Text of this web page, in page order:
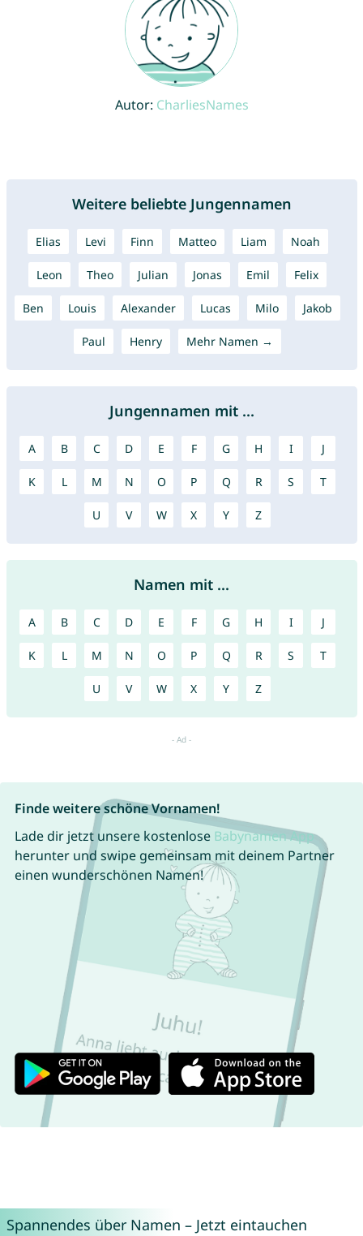
Autor: CharliesNames
Weitere beliebte Jungennamen
Elias Levi Finn Matteo Liam Noah
Leon Theo Julian Jonas Emil Felix
Ben Louis Alexander Lucas Milo Jakob
Paul Henry Mehr Namen →
Jungennamen mit ...
A B C D E F G H I J
K L M N O P Q R S T
U V W X Y Z
Namen mit ...
A B C D E F G H I J
K L M N O P Q R S T
U V W X Y Z
Finde weitere schöne Vornamen!
Lade dir jetzt unsere kostenlose Babynamen App
herunter und swipe gemeinsam mit deinem Partner
einen wunderschönen Namen!
Spannendes über Namen – Jetzt eintauchen